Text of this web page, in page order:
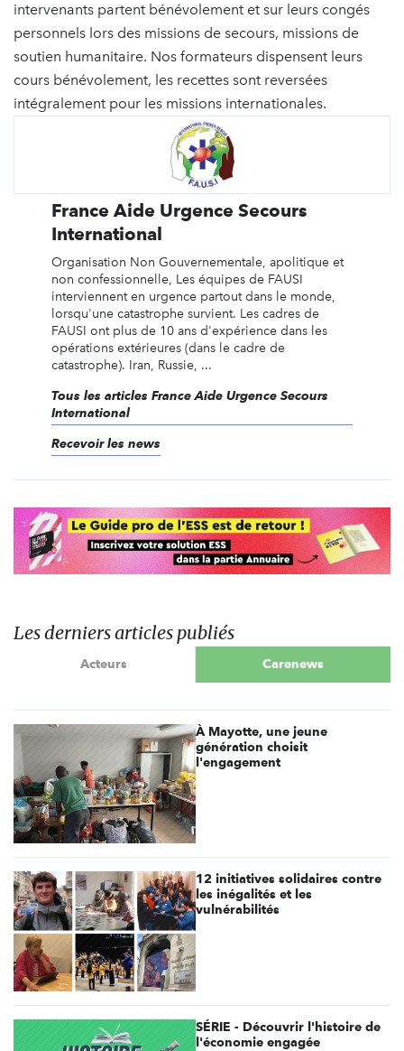
intervenants partent bénévolement et sur leurs congés
personnels lors des missions de secours, missions de
soutien humanitaire. Nos formateurs dispensent leurs
cours bénévolement, les recettes sont reversées
intégralement pour les missions internationales.
France Aide Urgence Secours
International
Organisation Non Gouvernementale, apolitique et
non confessionnelle, Les équipes de FAUSI
interviennent en urgence partout dans le monde,
lorsqu'une catastrophe survient. Les cadres de
FAUSI ont plus de 10 ans d'expérience dans les
opérations extérieures (dans le cadre de
catastrophe). Iran, Russie, ...
Tous les articles France Aide Urgence Secours
International
Recevoir les news
Les derniers articles publiés
Acteurs Carenews
À Mayotte, une jeune
génération choisit
l'engagement
12 initiatives solidaires contre
les inégalités et les
vulnérabilités
SÉRIE - Découvrir l'histoire de
l'économie engagée